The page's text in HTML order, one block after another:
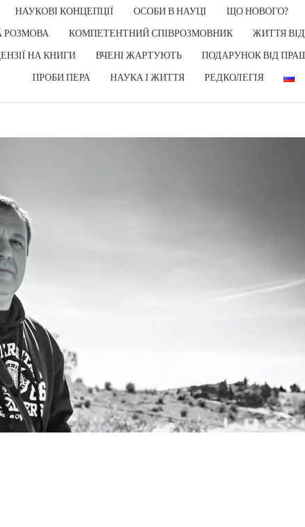
НАУКОВІ КОНЦЕПЦІЇ ОСОБИ В НАУЦІ ЩО НОВОГО?
РОЗМОВА КОМПЕТЕНТНИЙ СПІВРОЗМОВНИК ЖИТТЯ
НА КНИГИ ВЧЕНІ ЖАРТУЮТЬ ПОДАРУНОК ВIД
ПРОБИ ПЕРА
НАУКА І ЖИТТЯ РЕДКОЛЕГІЯ